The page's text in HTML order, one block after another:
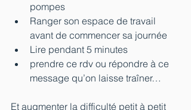
pompes
Ranger son espace de travail
avant de commencer sa journée
Lire pendant 5 minutes
prendre ce rdv ou répondre à ce
message qu’on laisse traîner…
Et augmenter la difficulté petit à petit